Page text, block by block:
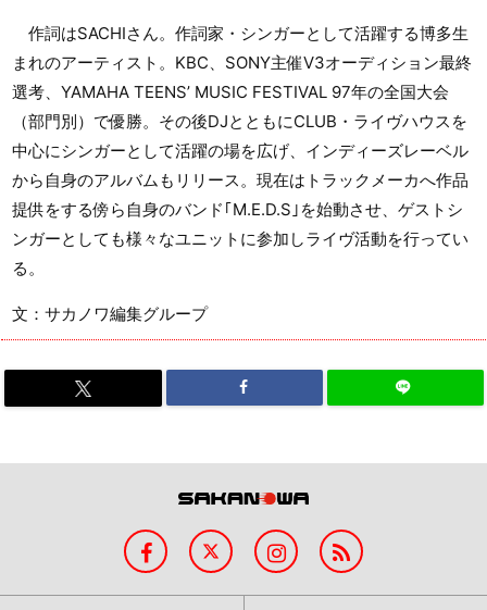
作詞はSACHIさん。作詞家・シンガーとして活躍する博多生
まれのアーティスト。KBC、SONY主催V3オーディション最終
選考、YAMAHA TEENS’ MUSIC FESTIVAL 97年の全国大会
（部門別）で優勝。その後DJとともにCLUB・ライヴハウスを
中心にシンガーとして活躍の場を広げ、インディーズレーベル
から自身のアルバムもリリース。現在はトラックメーカへ作品
提供をする傍ら自身のバンド｢M.E.D.S｣を始動させ、ゲストシ
ンガーとしても様々なユニットに参加しライヴ活動を行ってい
る。
文：サカノワ編集グループ